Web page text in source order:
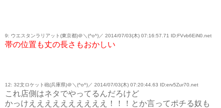
9: ウエスタンラリアット(東京都)＠＼(^o^)／ 2014/07/03(木) 07:16:57.71 ID:FVvb6EiN0.net
帯の位置も丈の長さもおかしい
12: 32文ロケット砲(兵庫県)＠＼(^o^)／ 2014/07/03(木) 07:20:44.63 ID:erv5Zur70.net
これ店側はネタでやってるんだろけど
かっけええええええええええ！！！とか言ってポチる奴も